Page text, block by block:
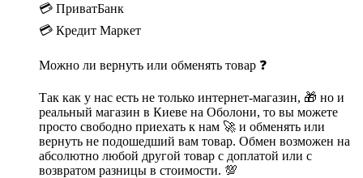
💳 ПриватБанк
💳 Кредит Маркет
Можно ли вернуть или обменять товар ❓
Так как у нас есть не только интернет-магазин, 🎁 но и
реальный магазин в Киеве на Оболони, то вы можете
просто свободно приехать к нам 🚀 и обменять или
вернуть не подошедший вам товар. Обмен возможен на
абсолютно любой другой товар с доплатой или с
возвратом разницы в стоимости. 💯